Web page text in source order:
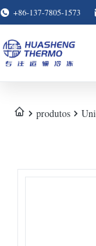
+86-137-7805-1573
produtos